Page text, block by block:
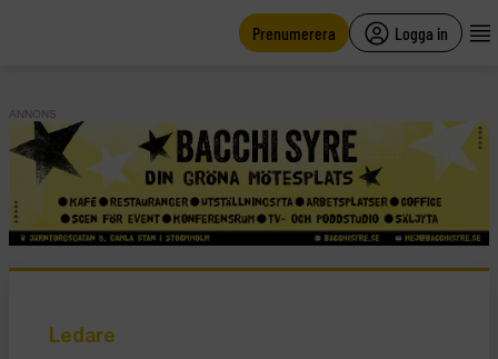
Prenumerera Logga in
ANNONS
Ledare